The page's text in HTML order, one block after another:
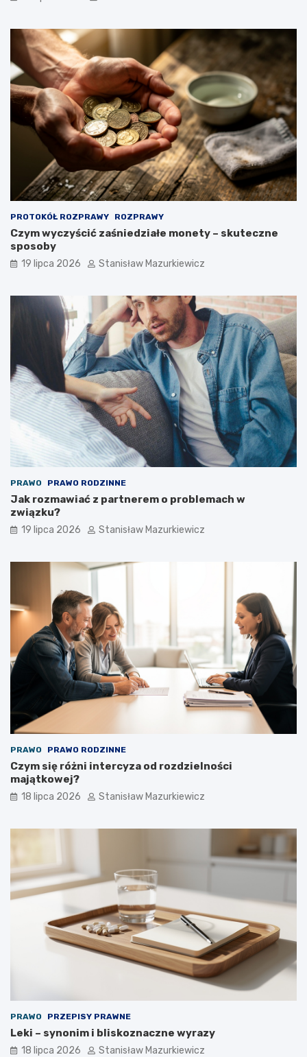
PROTOKÓŁ ROZPRAWY ROZPRAWY
Czym wyczyścić zaśniedziałe monety – skuteczne
sposoby
19 lipca 2026 Stanisław Mazurkiewicz
PRAWO PRAWO RODZINNE
Jak rozmawiać z partnerem o problemach w
związku?
19 lipca 2026 Stanisław Mazurkiewicz
PRAWO PRAWO RODZINNE
Czym się różni intercyza od rozdzielności
majątkowej?
18 lipca 2026 Stanisław Mazurkiewicz
PRAWO PRZEPISY PRAWNE
Leki – synonim i bliskoznaczne wyrazy
18 lipca 2026 Stanisław Mazurkiewicz